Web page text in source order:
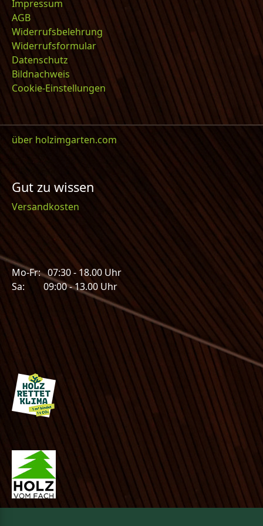
Impressum
AGB
Widerrufsbelehrung
Widerrufsformular
Datenschutz
Bildnachweis
Cookie-Einstellungen
über holzimgarten.com
Gut zu wissen
Versandkosten
Mo-Fr: 07:30 - 18.00 Uhr
Sa: 09:00 - 13.00 Uhr